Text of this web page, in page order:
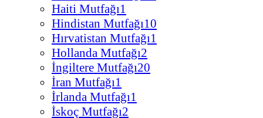
Haiti Mutfağı1
Hindistan Mutfağı10
Hırvatistan Mutfağı1
Hollanda Mutfağı2
İngiltere Mutfağı20
İran Mutfağı1
İrlanda Mutfağı1
İskoç Mutfağı2